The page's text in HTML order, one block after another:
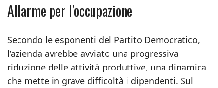
Allarme per l’occupazione
Secondo le esponenti del Partito Democratico,
l’azienda avrebbe avviato una progressiva
riduzione delle attività produttive, una dinamica
che mette in grave difficoltà i dipendenti. Sul